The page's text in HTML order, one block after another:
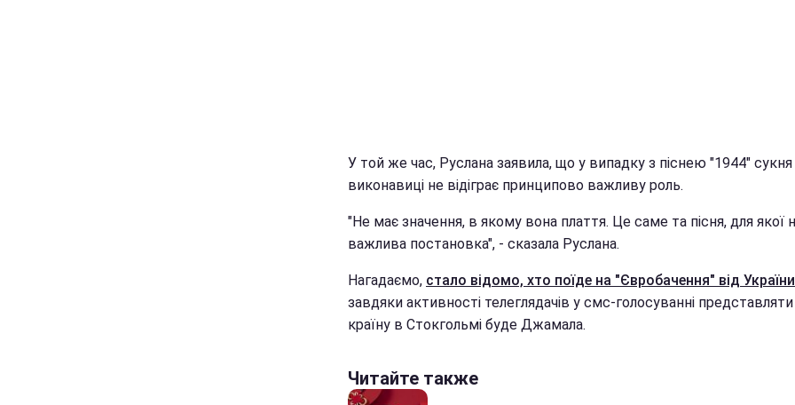
У той же час, Руслана заявила, що у випадку з піснею "1944" сукня
виконавиці не відіграє принципово важливу роль.
"Не має значення, в якому вона плаття. Це саме та пісня, для якої
важлива постановка", - сказала Руслана.
Нагадаємо, стало відомо, хто поїде на "Євробачення" від України
завдяки активності телеглядачів у смс-голосуванні
країну в Стокгольмі буде Джамала.
Читайте также